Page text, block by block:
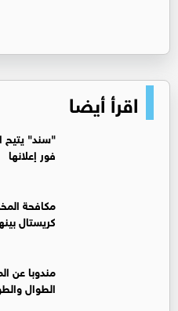
اقرأ أيضا
"سند" يتيح
فور إعلانها
كريستال بينها 38 قضية اتجار
مندوبا عن
الطوال